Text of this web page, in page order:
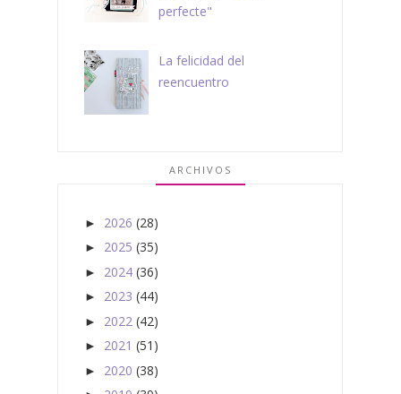
perfecte"
La felicidad del
reencuentro
ARCHIVOS
► 2026 (28)
► 2025 (35)
► 2024 (36)
► 2023 (44)
► 2022 (42)
► 2021 (51)
► 2020 (38)